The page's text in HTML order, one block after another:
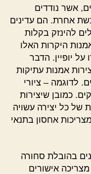
אשר נודדים
אחרת. הם עדינים
להינזק בקלות
היקרות האלו
יופיין. הדבר
אמנות עתיקות
לדוגמה – ציורי
כמובן שיצירות
של כל יצירה עשויה
אחסון בתנאי
בהובלת סחורה
אישורים